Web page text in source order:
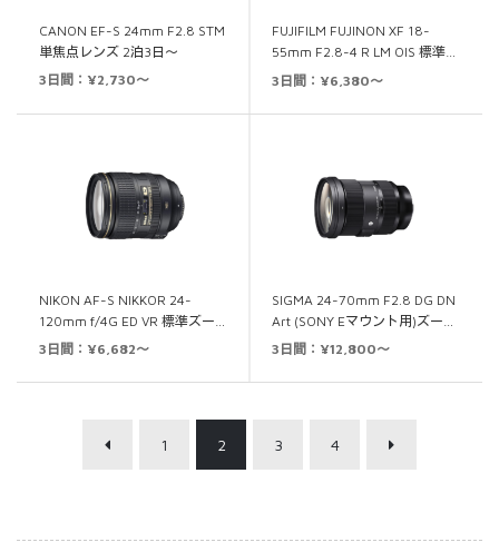
CANON EF-S 24mm F2.8 STM
単焦点レンズ 2泊3日～
3日間：¥2,730～
FUJIFILM FUJINON XF 18-
55mm F2.8-4 R LM OIS 標準…
3日間：¥6,380～
NIKON AF-S NIKKOR 24-
120mm f/4G ED VR 標準ズー…
3日間：¥6,682～
SIGMA 24-70mm F2.8 DG DN
Art (SONY Eマウント用)ズー…
3日間：¥12,800～
1 2 3 4